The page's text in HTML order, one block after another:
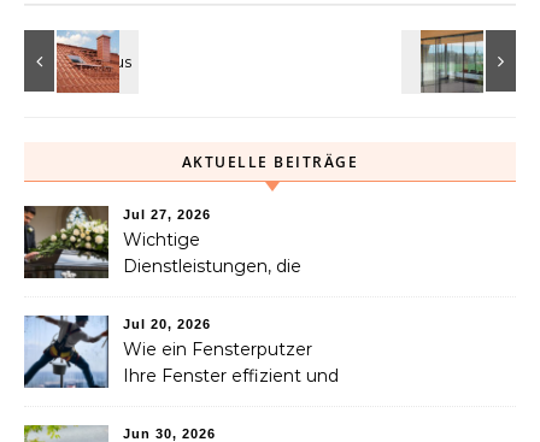
AKTUELLE BEITRÄGE
Jul 27, 2026
Wichtige
Dienstleistungen, die
Verlust eines geliebten
Menschen helfen können
Jul 20, 2026
Wie ein Fensterputzer
Ihre Fenster effizient und
Jun 30, 2026